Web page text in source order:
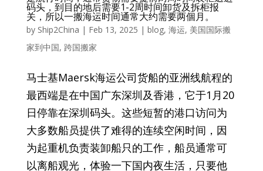
码头，到目的地后需要1-2周时间卸货及拆柜报
关，所以一搬海运时间通常大约需要两個月。
by Ship2China | Feb 13, 2025 | blog, 海运, 美国国际搬
家到中国, 跨国搬家
马士基Maersk海运公司货船的亚洲线航程的
最西端是在中国广东深圳及香港，它于1月20
日停靠在深圳码头。这些短暂的港口访问为
大多数船员提供了难得的连续空闲时间，因
为起重机负责装卸船只的工作，船员通常可
以离船观光，体验一下国内夜生活，只要他